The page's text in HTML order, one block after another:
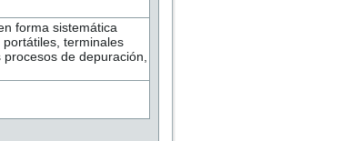
forma sistemática
terminales
de depuración,